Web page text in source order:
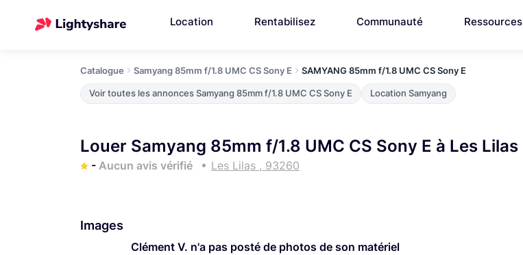
Location Rentabilisez Communauté Ressources
Catalogue Samyang 85mm f/1.8 UMC CS Sony E SAMYANG 85mm f/1.8 UMC CS Sony E
Voir toutes les annonces Samyang 85mm f/1.8 UMC CS Sony E Location Samyang
Louer Samyang 85mm f/1.8 UMC CS Sony E à Les Lilas
- Aucun avis vérifié Les Lilas , 93260
Images
Clément V. n'a pas posté de photos de son matériel